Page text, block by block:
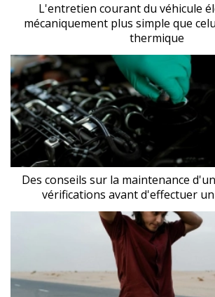
L'entretien courant du véhicule
mécaniquement plus simple que
thermique
Des conseils sur la maintenance
vérifications avant d'effectuer